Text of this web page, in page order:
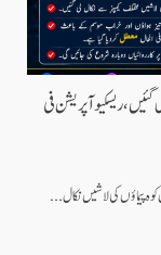
لاشیں نکال لی گئیں، ریسکیو آپریشن فی
پیماؤں کی لاشیں نکال...